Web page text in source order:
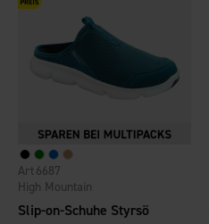
Slip-on-Schuhe Styrsö
High Mountain
6687